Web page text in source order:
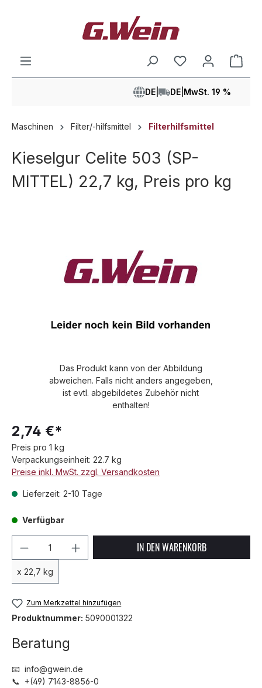
DE DE MwSt. 19 %
Maschinen Filter/-hilfsmittel Filterhilfsmittel
Kieselgur Celite 503 (SP-
MITTEL) 22,7 kg, Preis pro kg
Das Produkt kann von der Abbildung
abweichen. Falls nicht anders angegeben,
ist evtl. abgebildetes Zubehör nicht
enthalten!
2,74 €*
Preis pro 1 kg
Verpackungseinheit: 22.7 kg
Preise inkl. MwSt. zzgl. Versandkosten
Lieferzeit: 2-10 Tage
Verfügbar
Produkt Anzahl: Gib den
x 22,7 kg
IN DEN WARENKORB
Zum Merkzettel hinzufügen
Produktnummer: 5090001322
Beratung
📧 info@gwein.de
📞 +(49) 7143-8856-0